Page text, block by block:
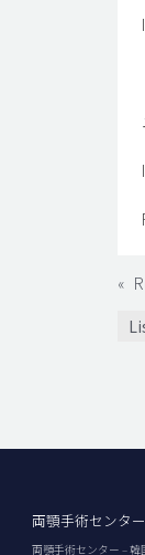
«
両顎手術センター
両顎手術センター –